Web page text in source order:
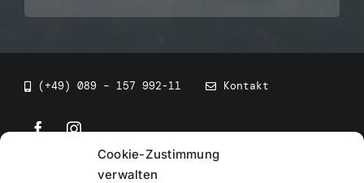
Cookie-Zustimmung
verwalten
(+49) 089 – 157 992-11 Kontakt
• BEV Bayerischer Eissportverband